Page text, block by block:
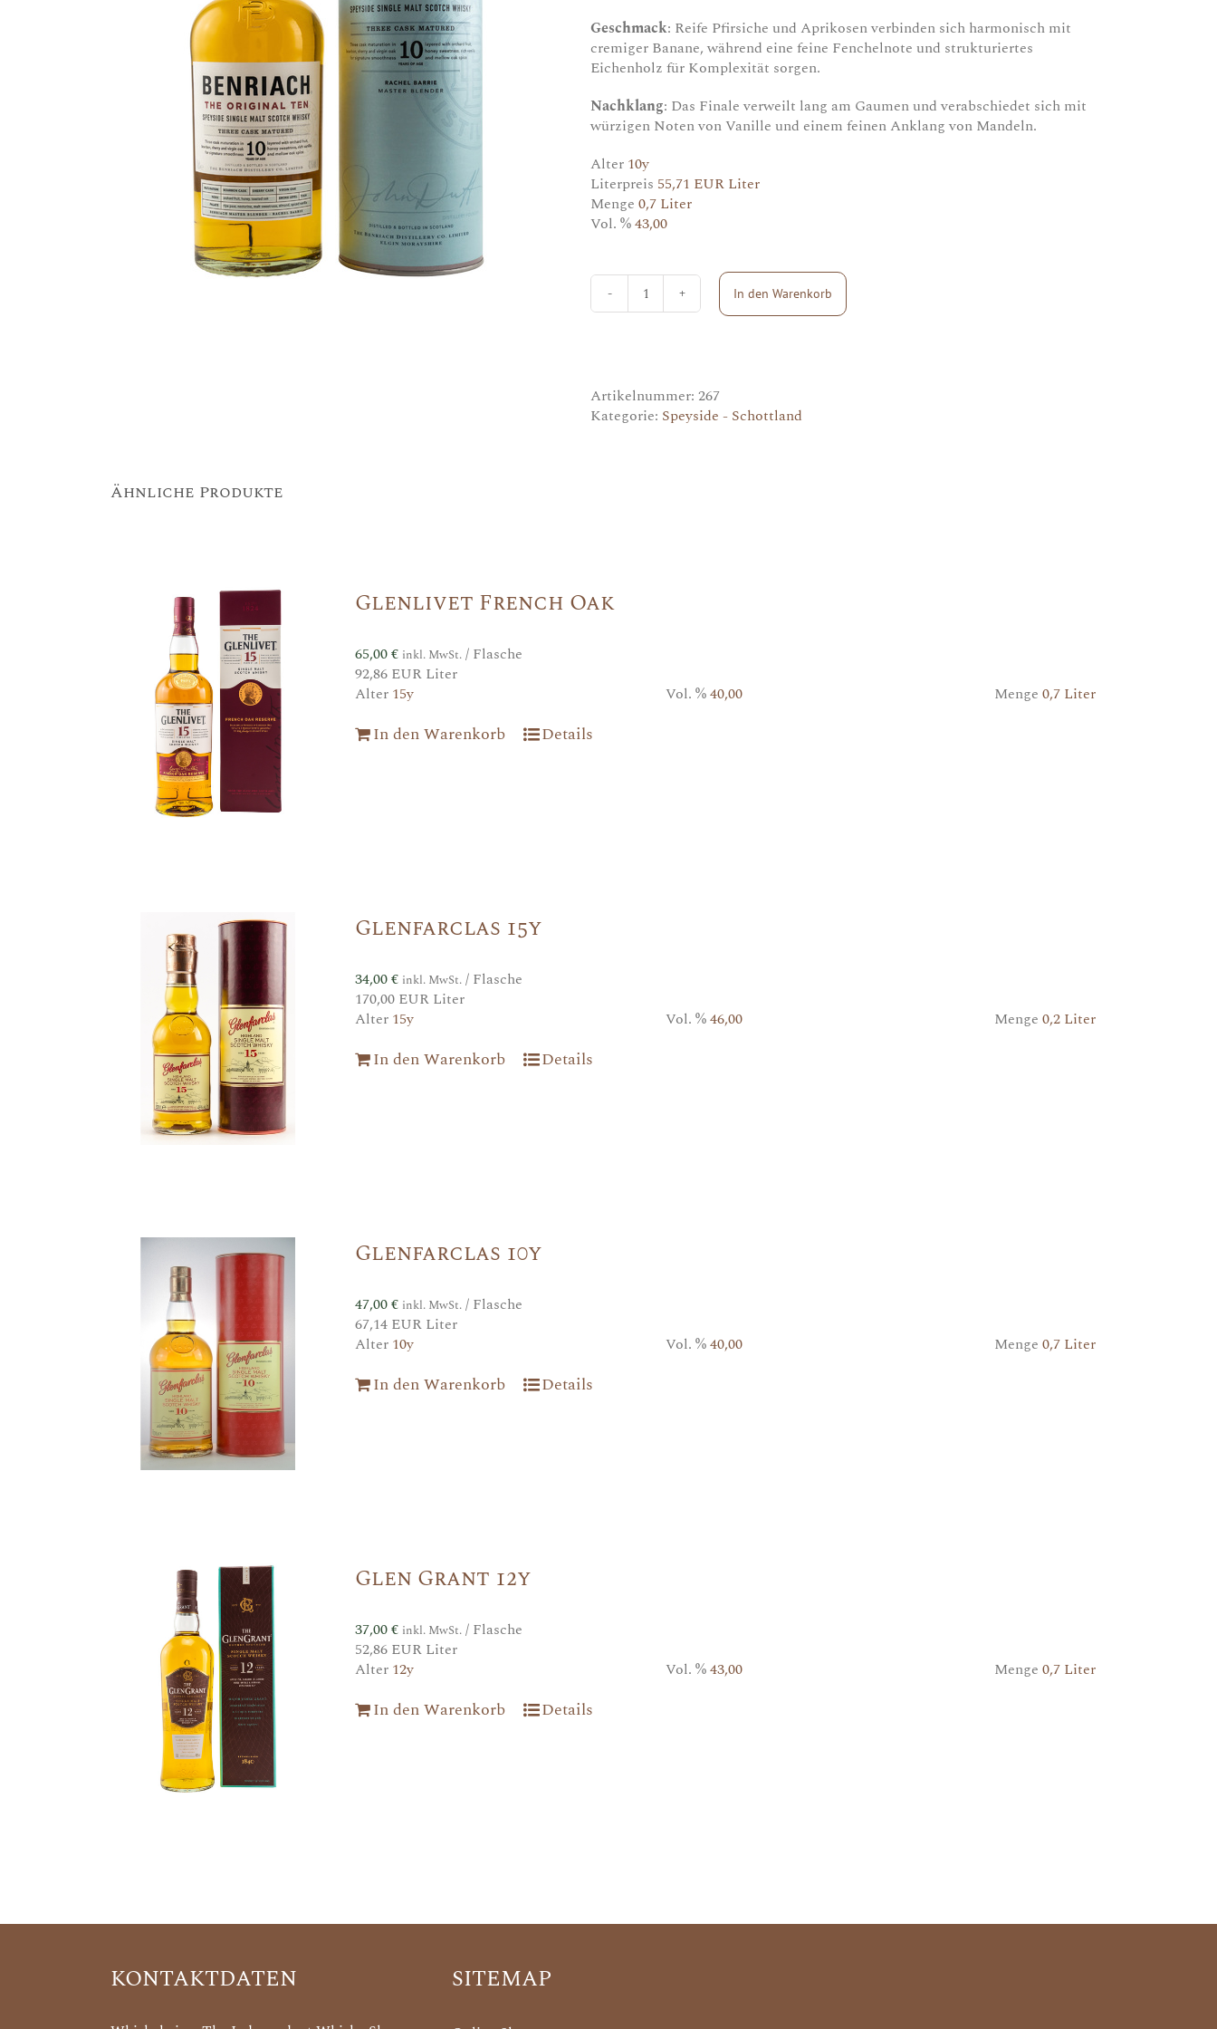
Geschmack: Reife Pfirsiche und Aprikosen verbinden sich harmonisch mit
cremiger Banane, während eine feine Fenchelnote und strukturiertes
Eichenholz für Komplexität sorgen.
Nachklang: Das Finale verweilt lang am Gaumen und verabschiedet sich mit
würzigen Noten von Vanille und einem feinen Anklang von Mandeln.
Alter 10y
Literpreis 55,71 EUR Liter
Menge 0,7 Liter
Vol. %43,00
Benriach
10y
In den Warenkorb
Artikelnummer: 267
Kategorie: Speyside - Schottland
Ähnliche Produkte
Glenlivet French Oak
65,00€ inkl. MwSt./ Flasche
92,86 EUR Liter
Alter 15y Vol. %40,00 Menge 0,7 Liter
In den Warenkorb Details
Glenfarclas 15y
34,00€ inkl. MwSt./ Flasche
170,00 EUR Liter
Alter 15y Vol. %46,00 Menge 0,2 Liter
In den Warenkorb Details
Glenfarclas 10y
47,00€ inkl. MwSt./ Flasche
67,14 EUR Liter
Alter 10y Vol. %40,00 Menge 0,7 Liter
In den Warenkorb Details
Glen Grant 12y
37,00€ inkl. MwSt./ Flasche
52,86 EUR Liter
Alter 12y Vol. %43,00 Menge 0,7 Liter
In den Warenkorb Details
KONTAKTDATEN SITEMAP